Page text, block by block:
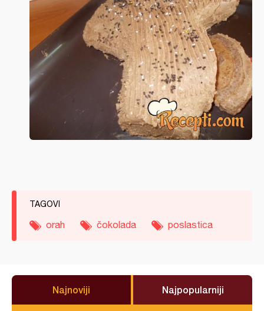
TAGOVI
orah čokolada poslastica
Najnoviji Najpopularniji